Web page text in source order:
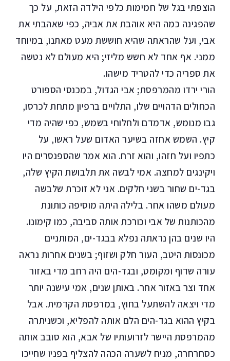
הוצפתי בגל של חמימות כלפי הילדה הזאת, על כך
שהפגינה כמה היא אוהבת את אביה, כפי שאהבתי את
אבי, ועל שהראתה שהיא חוששת מעט מאתנו, במיוחד
ממני. אף אחד לא חשש מליזי; היא מעולם לא נטשה
את ספריה כדי להטריד מישהו.
הורי ירדו מהמרפסת; אבי הגדול, במכנסי הספורט
הכחולים הדהויים שלו, התלויים ברפיון מתחת לכרסו,
גבו מנומש, אדמדם ולחלוחי בשמש, כפי שהיה מדי
קיץ. השמש אחזה בשיער האדום שעל ראשו, על
כתפיו ועל חזהו, והוא זרח. הוא אמר שהספנסרים היו
ויקינגים למחצה. אמי לבשה את תלבושת הקיץ שלה,
בגד-ים שחור בשני חלקים. אני לא זוכרת שלבשה
מעולם משהו אחר. בלילה היתה מוסיפה כותונת
מהכותנות של אבי וכורכת אותה סביבה, כמו קימונו.
היו שנים בהן נראתה נפלא בבגד-ים, המותניים
מכונסות היטב, העור חלק ושזוף; בשנים אחרות נראה
עורה שדוף ומקומט, ובגד-הים היה רחב מדי באזור
אחד וצר באזור אחר. באותן שנים, אמי עישנה יותר
מדי ויצאה להשתעל בחוץ, במרפסת הקדמית. אבל
בקיץ ההוא בגד-הים הלם אותה להפליא, וכשניתרה
מהמרפסת היישר לזרועותיו של אבא, הוא סובב אותה
כסחרחרה, מניח לשערה הכהה להצליף בפניו שחייכו